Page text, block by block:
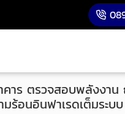
คาร ตรวจสอบพลังงาน
มร้อนอินฟาเรดเต็มระบบ